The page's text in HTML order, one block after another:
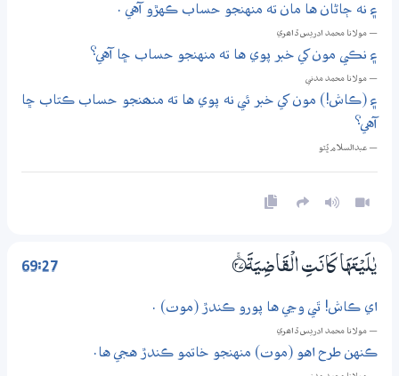
۽ نه ڄاڻان ها مان ته منهنجو حساب ڪهڙو آهي .
— مولانا محمد ادريس ڏاھري
۽ نڪي مون کي خبر پوي ها ته منهنجو حساب ڇا آهي؟
— مولانا محمد مدني
۽ (ڪاش!) مون کي خبر ئي نه پوي ها ته منھنجو حساب ڪتاب ڇا
آهي؟
— عبدالسلام ڀُٽو
69:27 يٰلَيْتَهَا كَانَتِ الْقَاضِيَةَ ؀ۚ27
اي ڪاش! ٿي وڃي ها پورو ڪندڙ (موت) .
— مولانا محمد ادريس ڏاھري
ڪنهن طرح اهو (موت) منهنجو خاتمو ڪندڙ هجي ها.